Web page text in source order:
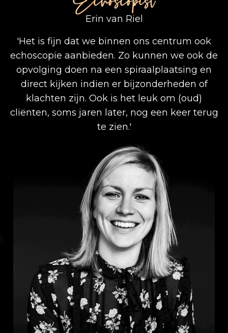
Erin van Riel
'Het is fijn dat we binnen ons centrum ook
echoscopie aanbieden. Zo kunnen we ook de
opvolging doen na een spiraalplaatsing en
direct kijken indien er bijzonderheden of
klachten zijn. Ook is het leuk om (oud)
cliënten, soms jaren later, nog een keer terug
te zien.'